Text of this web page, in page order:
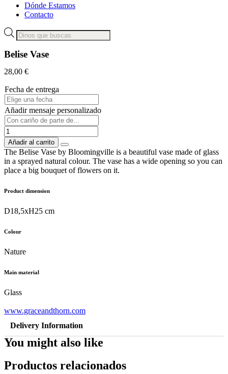
Dónde Estamos
Contacto
Búsqueda
de
productos
Belise Vase
28,00 €
Fecha de entrega
Añadir mensaje personalizado
Belise
Vase
cantidad
Añadir al carrito
The Belise Vase by Bloomingville is a beautiful vase made of glass
in a sprayed natural colour. The vase has a wide opening so you can
place a big bouquet of flowers on it.
Product dimension
D18,5xH25 cm
Colour
Nature
Main material
Glass
www.graceandthorn.com
Delivery Information
You might also like
Productos relacionados